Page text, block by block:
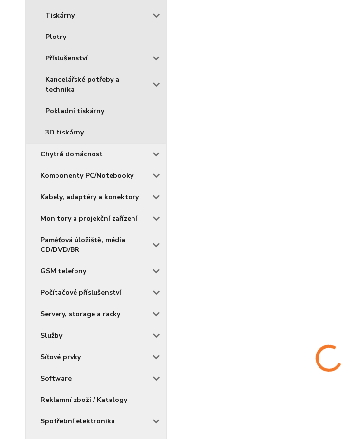
Tiskárny
Plotry
Příslušenství
Kancelářské potřeby a
technika
Pokladní tiskárny
3D tiskárny
Chytrá domácnost
Komponenty PC/Notebooky
Kabely, adaptéry a konektory
Monitory a projekční zařízení
Paměťová úložiště, média
CD/DVD/BR
GSM telefony
Počítačové příslušenství
Servery, storage a racky
Služby
Síťové prvky
Software
Reklamní zboží / Katalogy
Spotřební elektronika